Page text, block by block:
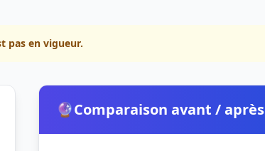
pas en vigueur.
🔮Comparaison avant / après